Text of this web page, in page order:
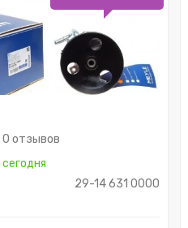
0 отзывов
сегодня
29-14 631 0000